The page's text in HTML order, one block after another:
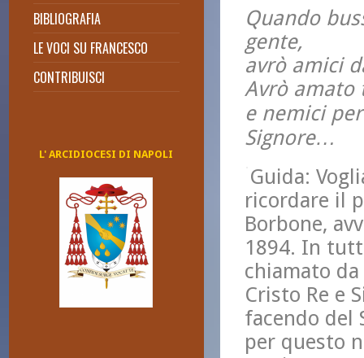
BIBLIOGRAFIA
LE VOCI SU FRANCESCO
CONTRIBUISCI
L' ARCIDIOCESI DI NAPOLI
Quando
gente,
avrò amici
Avrò amato
e nemici
Signore…
Guida:
ricordare il
Borbone,
1894. In
chiamato
Cristo Re e
facendo del
per questo